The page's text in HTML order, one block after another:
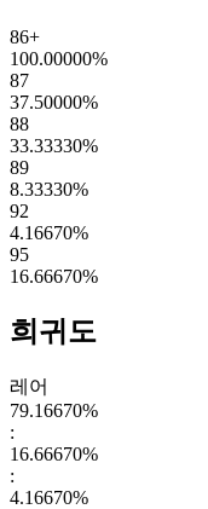
86+
100.00000%
87
37.50000%
88
33.33330%
89
8.33330%
92
4.16670%
95
16.66670%
희귀도
레어
79.16670%
:
16.66670%
:
4.16670%